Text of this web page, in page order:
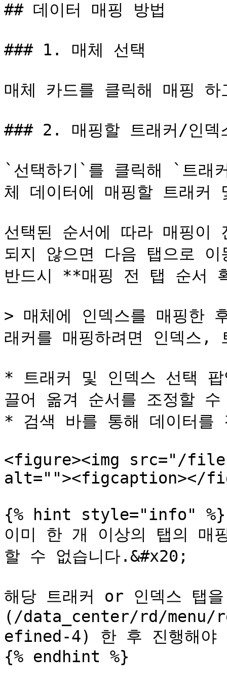
## 데이터 매핑 방법
### 1. 매체 선택
매체 카드를 클릭해 매핑
### 2. 매핑할 트래커/인덱
`선택하기`를 클릭해 `트래
체 데이터에 매핑할 트래커
선택된 순서에 따라 매핑이
되지 않으면 다음 탭으로
반드시 **매핑 전 탭 순서
> 매체에 인덱스를 매핑한
래커를 매핑하려면 인덱스,
* 트래커 및 인덱스 선택 팝
끌어 옮겨 순서를 조정할
* 검색 바를 통해 데이터를
<figure><img src="/files/
alt=""><figcaption></
{% hint style="info" %}
이미 한 개 이상의 탭의 매
할 수 없습니다.&#x20;
해당 트래커 or 인덱스 탭
(/data_center/rd/menu/
efined-4) 한 후 진행해야
{% endhint %}